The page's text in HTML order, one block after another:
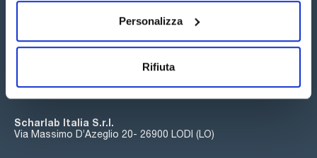
Personalizza
Rifiuta
Iscriviti alla Newsletter
Scharlab Italia S.r.l.
Via Massimo D’Azeglio 20- 26900 LODI (LO)